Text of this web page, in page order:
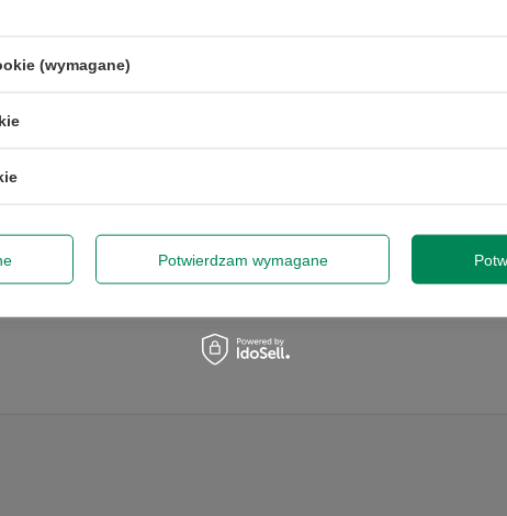
(wymagane)
Potwierdzam wymagane